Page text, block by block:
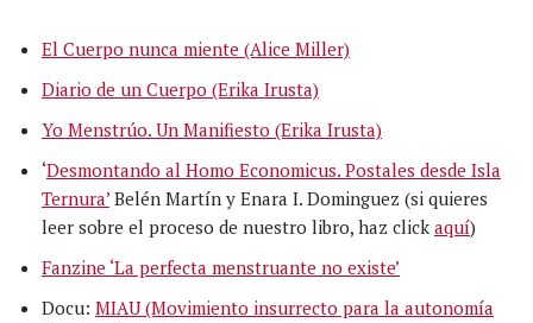
El Cuerpo nunca miente (Alice Miller)
Diario de un Cuerpo (Erika Irusta)
Yo Menstrúo. Un Manifiesto (Erika Irusta)
‘Desmontando al Homo Economicus. Postales desde Isla
Ternura’ Belén Martín y Enara I. Dominguez (si quieres
leer sobre el proceso de nuestro libro, haz click aquí)
Fanzine ‘La perfecta menstruante no existe’
Docu: MIAU (Movimiento insurrecto para la autonomía